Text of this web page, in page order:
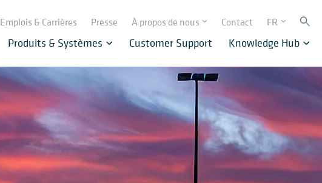
Emplois & Carrières Presse À propos de nous Contact FR
Produits & Systèmes Customer Support Knowledge Hub